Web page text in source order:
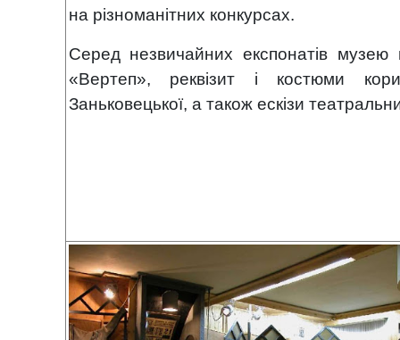
на різноманітних конкурсах.
Серед незвичайних експонатів музею
«Вертеп», реквізит і костюми
Заньковецької, а також ескізи